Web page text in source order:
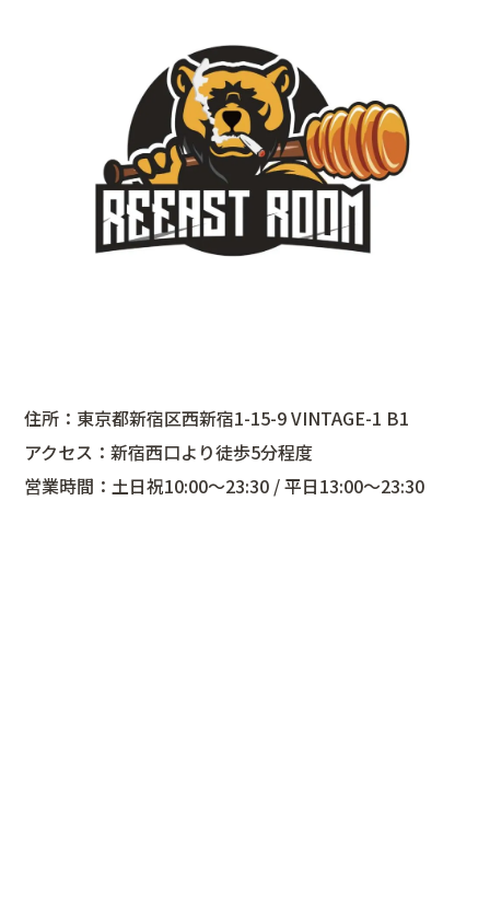
住所：東京都新宿区西新宿1-15-9 VINTAGE-1 B1
アクセス：新宿西口より徒歩5分程度
営業時間：土日祝10:00〜23:30 / 平日13:00〜23:30